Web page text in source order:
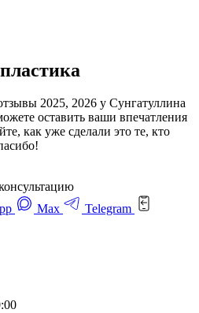
2025, 2026 у Сунгатуллина
оставить ваши впечатления
как уже сделали это те, кто
Max
Telegram